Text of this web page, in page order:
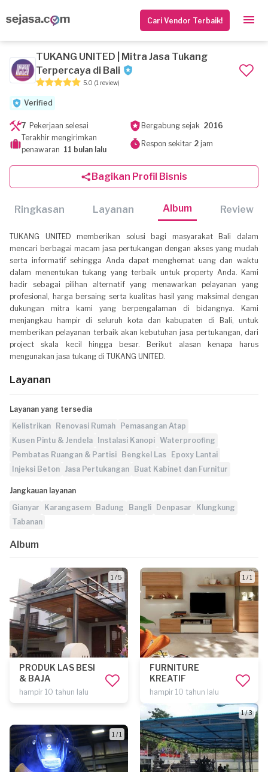
Cari Vendor Terbaik!
TUKANG UNITED | Mitra Jasa Tukang
Terpercaya di Bali
5.0 (1 review)
Verified
7 Pekerjaan selesai Bergabung sejak 2016
Terakhir mengirimkan
penawaran 11 bulan lalu
Respon sekitar 2jam
Bagikan Profil Bisnis
Ringkasan Layanan Album Review
TUKANG UNITED memberikan solusi bagi masyarakat Bali dalam
mencari berbagai macam jasa pertukangan dengan akses yang mudah
serta informatif sehingga Anda dapat menghemat uang dan waktu
dalam menentukan tukang yang terbaik untuk property Anda. Kami
hadir sebagai pilihan alternatif yang menawarkan pelayanan yang
profesional, harga bersaing serta kualitas hasil yang maksimal dengan
dukungan mitra kami yang berpengalaman di bidangnya. Kami
menjangkau hampir di seluruh kota dan kabupaten di Bali, untuk
memberikan pelayanan terbaik akan kebutuhan jasa pertukangan, dari
project skala kecil hingga besar. Berikut alasan kenapa harus
mengunakan jasa tukang di TUKANG UNITED.
Layanan
Layanan yang tersedia
Kelistrikan
Renovasi Rumah
Pemasangan Atap
Kusen Pintu & Jendela
Instalasi Kanopi Waterproofing
Pembatas Ruangan & Partisi
Bengkel Las
Epoxy Lantai
Injeksi Beton Jasa Pertukangan Buat Kabinet dan Furnitur
Jangkauan layanan
Gianyar
Karangasem Badung Bangli Denpasar
Klungkung
Tabanan
Album
1 / 5
PRODUK LAS BESI
& BAJA
hampir 10 tahun lalu
1 / 1
FURNITURE
KREATIF
hampir 10 tahun lalu
1 / 1
1 / 3